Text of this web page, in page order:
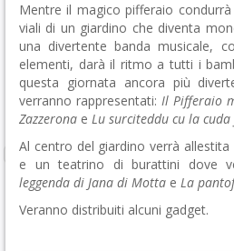
Mentre il magico pifferaio
viali di un giardino che diventa
una divertente banda musicale,
elementi, darà il ritmo a tutti i
questa giornata ancora più
verranno rappresentati: Il Pifferaio
Zazzerona e Lu surciteddu cu la
Al centro del giardino verrà
e un teatrino di burattini dove
leggenda di Jana di Motta e La
Veranno distribuiti alcuni gadget.